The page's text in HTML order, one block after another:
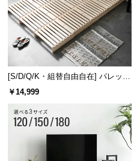
[S/D/Q/K・組替自由自在] パレット
ベッド 8/12/16枚セット
￥14,999